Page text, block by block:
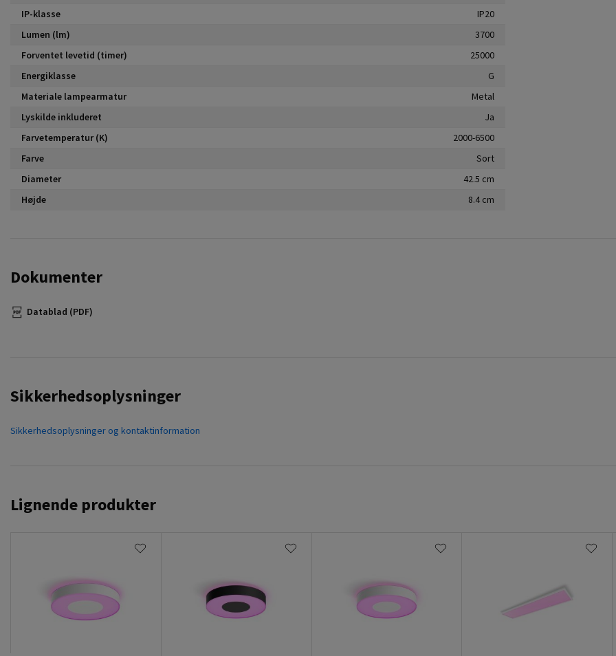
IP-klasse
IP20
Lumen (lm)
3700
Forventet levetid (timer)
25000
Energiklasse
G
Materiale lampearmatur
Metal
Lyskilde inkluderet
Ja
Farvetemperatur (K)
2000-6500
Farve
Sort
Diameter
42.5 cm
Højde
8.4 cm
Dokumenter
Datablad (PDF)
Sikkerhedsoplysninger
Sikkerhedsoplysninger og kontaktinformation
Lignende produkter